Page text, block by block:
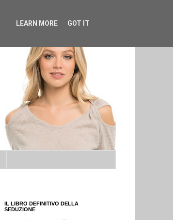
IL LIBRO DEFINITIVO DELLA
SEDUZIONE
LEARN MORE GOT IT